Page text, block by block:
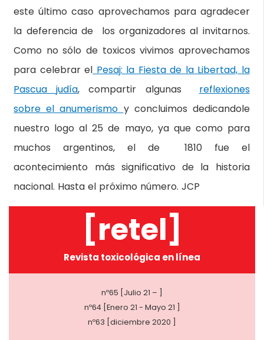
este último caso aprovechamos para agradecer
la deferencia de los organizadores al invitarnos.
Como no sólo de toxicos vivimos aprovechamos
para celebrar el Pesaj: la Fiesta de la Libertad, la
Pascua judía, compartir algunas reflexiones
sobre el anumerismo y concluimos dedicandole
nuestro logo al 25 de mayo, ya que como para
muchos argentinos, el de 1810 fue el
acontecimiento más significativo de la historia
nacional. Hasta el próximo número. JCP
[retel]
Revista toxicológica en línea
nº65 [Julio 21 – ]
nº64 [Enero 21 - Mayo 21 ]
nº63 [diciembre 2020 ]